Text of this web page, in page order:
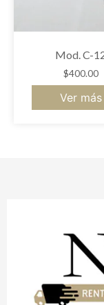
Mod. C-
$400.00
Ver más